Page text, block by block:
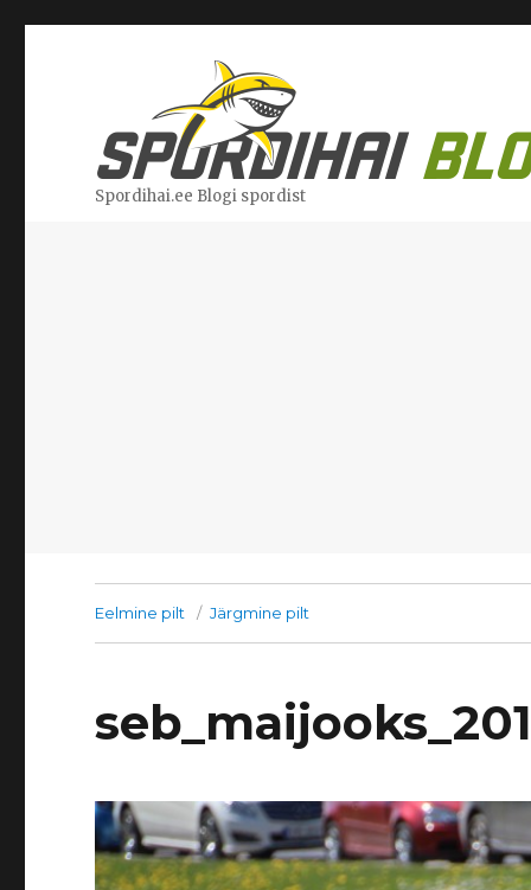
Spordihai.ee Blogi spordist
Eelmine pilt Järgmine pilt